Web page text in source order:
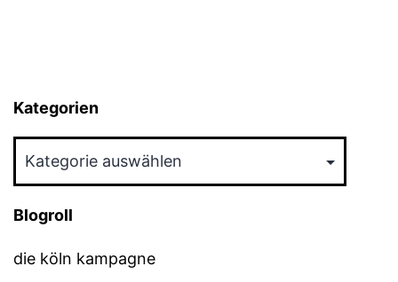
Kategorien
Blogroll
die köln kampagne